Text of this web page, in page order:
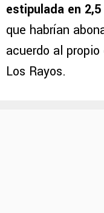
estipulada en
que habrían
acuerdo al
Los Rayos.